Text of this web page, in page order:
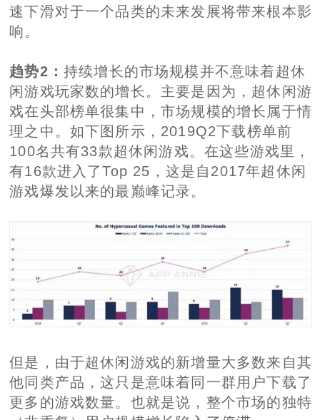
速下滑对于一个品类的未来发展将带来根本影
响。
趋势2： 持续增长的市场规模并不意味着超休
闲游戏玩家数的增长。主要是因为，超休闲游
戏在头部榜单很集中，市场规模的增长属于情
理之中。如下图所示，2019Q2下载榜单前
100名共有33款超休闲游戏。在这些游戏里，
有16款进入了Top 25，这是自2017年超休闲
游戏爆发以来的最巅峰记录。
但是，由于超休闲游戏的新增量大多数来自其
他同类产品，这只是意味着同一群用户下载了
更多的游戏数量。也就是说，整个市场的独特